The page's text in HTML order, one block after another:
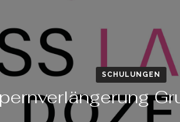
SCHULUNGEN